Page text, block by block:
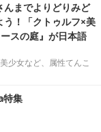
んまでよりどりみど
う！「クトゥルフ×美
スの庭』が日本語
少女など、属性てんこ
特集